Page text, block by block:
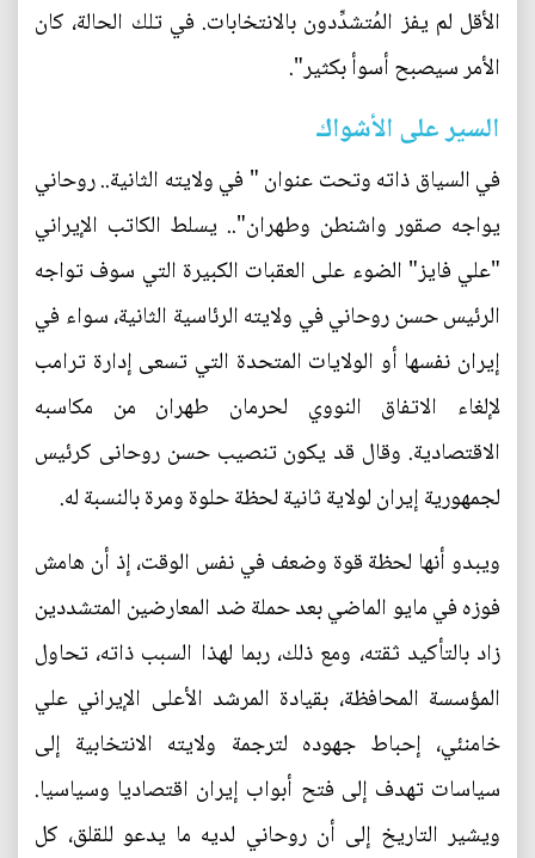
الأقل لم يفز المُتشدِّدون بالانتخابات. في تلك الحالة، كان
الأمر سيصبح أسوأ بكثير".
السير على الأشواك
في السياق ذاته وتحت عنوان " في ولايته الثانية.. روحاني
يواجه صقور واشنطن وطهران".. يسلط الكاتب الإيراني
"علي فايز" الضوء على العقبات الكبيرة التي سوف تواجه
الرئيس حسن روحاني في ولايته الرئاسية الثانية، سواء في
إيران نفسها أو الولايات المتحدة التي تسعى إدارة ترامب
لإلغاء الاتفاق النووي لحرمان طهران من مكاسبه
الاقتصادية. وقال قد يكون تنصيب حسن روحانى كرئيس
لجمهورية إيران لولاية ثانية لحظة حلوة ومرة بالنسبة له.
ويبدو أنها لحظة قوة وضعف في نفس الوقت، إذ أن هامش
فوزه في مايو الماضي بعد حملة ضد المعارضين المتشددين
زاد بالتأكيد ثقته، ومع ذلك، ربما لهذا السبب ذاته، تحاول
المؤسسة المحافظة، بقيادة المرشد الأعلى الإيراني علي
خامنئي، إحباط جهوده لترجمة ولايته الانتخابية إلى
سياسات تهدف إلى فتح أبواب إيران اقتصاديا وسياسيا.
ويشير التاريخ إلى أن روحاني لديه ما يدعو للقلق، كل